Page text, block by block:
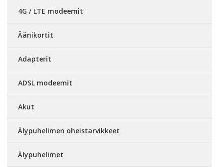
4G / LTE modeemit
Äänikortit
Adapterit
ADSL modeemit
Akut
Älypuhelimen oheistarvikkeet
Älypuhelimet